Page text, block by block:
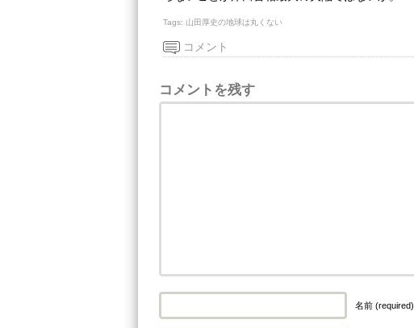
Tags: 山田厚史の地球は丸くない
コメント
コメントを残す
名前 (required)